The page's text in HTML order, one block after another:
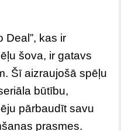
Deal”, kas ir
šova, ir gatavs
Šī aizraujošā spēļu
būtību,
pārbaudīt savu
prasmes.